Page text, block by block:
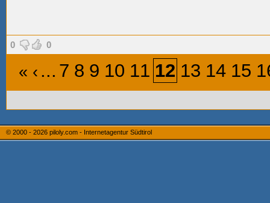
0 0
« ‹ ... 7 8 9 10 11 12 13 14 15
© 2000 - 2026 piloly.com - Internetagentur Südtirol